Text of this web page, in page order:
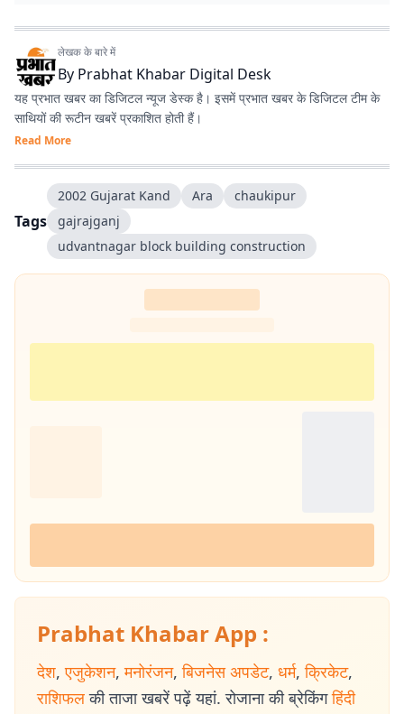
लेखक के बारे में
By Prabhat Khabar Digital Desk
यह प्रभात खबर का डिजिटल न्यूज डेस्क है। इसमें प्रभात खबर के डिजिटल टीम के
साथियों की रूटीन खबरें प्रकाशित होती हैं।
Read More
Tags
2002 Gujarat Kand Ara
chaukipur
gajrajganj
udvantnagar block building construction
Prabhat Khabar App :
देश, एजुकेशन, मनोरंजन, बिजनेस अपडेट, धर्म, क्रिकेट,
राशिफल की ताजा खबरें पढ़ें यहां. रोजाना की ब्रेकिंग हिंदी